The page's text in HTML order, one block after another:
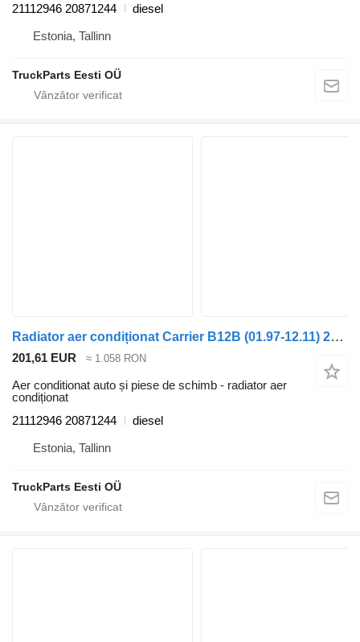
21112946 20871244
diesel
Estonia, Tallinn
TruckParts Eesti OÜ
Radiator aer condiționat Carrier B12B (01.97-12.11) 21112946 pentru autobuz Volvo B6, B7, B9, B10, B12 bus (1978-2011)
201,61 EUR ≈ 1.058 RON
Aer conditionat auto și piese de schimb - radiator aer
condiționat
21112946 20871244
diesel
Estonia, Tallinn
TruckParts Eesti OÜ